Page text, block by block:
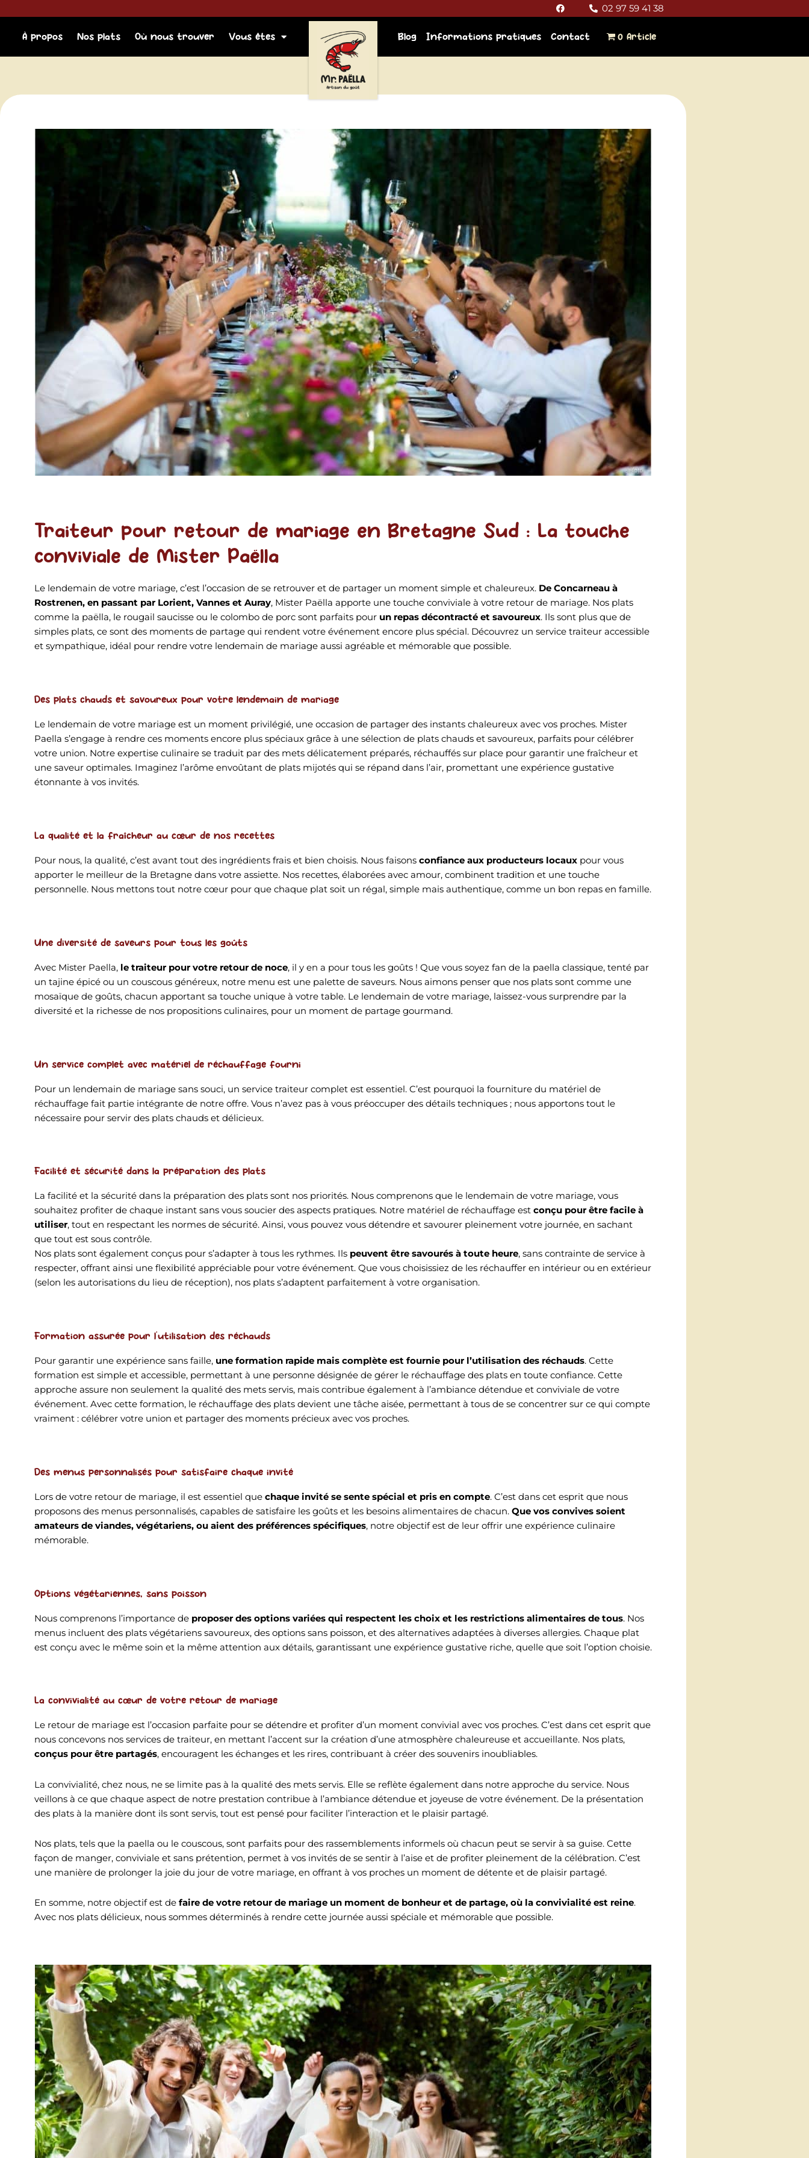
principal
au
contenu
F
a
c
b
02 97 59 41 38
À propos Nos plats Où nous trouver Vous êtes Blog Informations pratiques Contact 0 Article
Traiteur pour retour de mariage en Bretagne Sud : La touche
conviviale de Mister Paëlla
Le lendemain de votre mariage, c’est l’occasion de se retrouver et de partager un moment simple et chaleureux. De Concarneau à
Rostrenen, en passant par Lorient, Vannes et Auray, Mister Paëlla apporte une touche conviviale à votre retour de mariage. Nos plats
comme la paëlla, le rougail saucisse ou le colombo de porc sont parfaits pour un repas décontracté et savoureux. Ils sont plus que de
simples plats, ce sont des moments de partage qui rendent votre événement encore plus spécial. Découvrez un service traiteur accessible
et sympathique, idéal pour rendre votre lendemain de mariage aussi agréable et mémorable que possible.
Des plats chauds et savoureux pour votre lendemain de mariage
Le lendemain de votre mariage est un moment privilégié, une occasion de partager des instants chaleureux avec vos proches. Mister
Paella s’engage à rendre ces moments encore plus spéciaux grâce à une sélection de plats chauds et savoureux, parfaits pour célébrer
votre union. Notre expertise culinaire se traduit par des mets délicatement préparés, réchauffés sur place pour garantir une fraîcheur et
une saveur optimales. Imaginez l’arôme envoûtant de plats mijotés qui se répand dans l’air, promettant une expérience gustative
étonnante à vos invités.
La qualité et la fraîcheur au cœur de nos recettes
Pour nous, la qualité, c’est avant tout des ingrédients frais et bien choisis. Nous faisons confiance aux producteurs locaux pour vous
apporter le meilleur de la Bretagne dans votre assiette. Nos recettes, élaborées avec amour, combinent tradition et une touche
personnelle. Nous mettons tout notre cœur pour que chaque plat soit un régal, simple mais authentique, comme un bon repas en famille.
Une diversité de saveurs pour tous les goûts
Avec Mister Paella, le traiteur pour votre retour de noce, il y en a pour tous les goûts ! Que vous soyez fan de la paella classique, tenté par
un tajine épicé ou un couscous généreux, notre menu est une palette de saveurs. Nous aimons penser que nos plats sont comme une
mosaïque de goûts, chacun apportant sa touche unique à votre table. Le lendemain de votre mariage, laissez-vous surprendre par la
diversité et la richesse de nos propositions culinaires, pour un moment de partage gourmand.
Un service complet avec matériel de réchauffage fourni
Pour un lendemain de mariage sans souci, un service traiteur complet est essentiel. C’est pourquoi la fourniture du matériel de
réchauffage fait partie intégrante de notre offre. Vous n’avez pas à vous préoccuper des détails techniques ; nous apportons tout le
nécessaire pour servir des plats chauds et délicieux.
Facilité et sécurité dans la préparation des plats
La facilité et la sécurité dans la préparation des plats sont nos priorités. Nous comprenons que le lendemain de votre mariage, vous
souhaitez profiter de chaque instant sans vous soucier des aspects pratiques. Notre matériel de réchauffage est conçu pour être facile à
utiliser, tout en respectant les normes de sécurité. Ainsi, vous pouvez vous détendre et savourer pleinement votre journée, en sachant
que tout est sous contrôle.
Nos plats sont également conçus pour s’adapter à tous les rythmes. Ils peuvent être savourés à toute heure, sans contrainte de service à
respecter, offrant ainsi une flexibilité appréciable pour votre événement. Que vous choisissiez de les réchauffer en intérieur ou en extérieur
(selon les autorisations du lieu de réception), nos plats s’adaptent parfaitement à votre organisation.
Formation assurée pour l'utilisation des réchauds
Pour garantir une expérience sans faille, une formation rapide mais complète est fournie pour l’utilisation des réchauds. Cette
formation est simple et accessible, permettant à une personne désignée de gérer le réchauffage des plats en toute confiance. Cette
approche assure non seulement la qualité des mets servis, mais contribue également à l’ambiance détendue et conviviale de votre
événement. Avec cette formation, le réchauffage des plats devient une tâche aisée, permettant à tous de se concentrer sur ce qui compte
vraiment : célébrer votre union et partager des moments précieux avec vos proches.
Des menus personnalisés pour satisfaire chaque invité
Lors de votre retour de mariage, il est essentiel que chaque invité se sente spécial et pris en compte. C’est dans cet esprit que nous
proposons des menus personnalisés, capables de satisfaire les goûts et les besoins alimentaires de chacun. Que vos convives soient
amateurs de viandes, végétariens, ou aient des préférences spécifiques, notre objectif est de leur offrir une expérience culinaire
mémorable.
Options végétariennes, sans poisson
Nous comprenons l’importance de proposer des options variées qui respectent les choix et les restrictions alimentaires de tous. Nos
menus incluent des plats végétariens savoureux, des options sans poisson, et des alternatives adaptées à diverses allergies. Chaque plat
est conçu avec le même soin et la même attention aux détails, garantissant une expérience gustative riche, quelle que soit l’option choisie.
La convivialité au cœur de votre retour de mariage
Le retour de mariage est l’occasion parfaite pour se détendre et profiter d’un moment convivial avec vos proches. C’est dans cet esprit que
nous concevons nos services de traiteur, en mettant l’accent sur la création d’une atmosphère chaleureuse et accueillante. Nos plats,
conçus pour être partagés, encouragent les échanges et les rires, contribuant à créer des souvenirs inoubliables.
La convivialité, chez nous, ne se limite pas à la qualité des mets servis. Elle se reflète également dans notre approche du service. Nous
veillons à ce que chaque aspect de notre prestation contribue à l’ambiance détendue et joyeuse de votre événement. De la présentation
des plats à la manière dont ils sont servis, tout est pensé pour faciliter l’interaction et le plaisir partagé.
Nos plats, tels que la paella ou le couscous, sont parfaits pour des rassemblements informels où chacun peut se servir à sa guise. Cette
façon de manger, conviviale et sans prétention, permet à vos invités de se sentir à l’aise et de profiter pleinement de la célébration. C’est
une manière de prolonger la joie du jour de votre mariage, en offrant à vos proches un moment de détente et de plaisir partagé.
En somme, notre objectif est de faire de votre retour de mariage un moment de bonheur et de partage, où la convivialité est reine.
Avec nos plats délicieux, nous sommes déterminés à rendre cette journée aussi spéciale et mémorable que possible.